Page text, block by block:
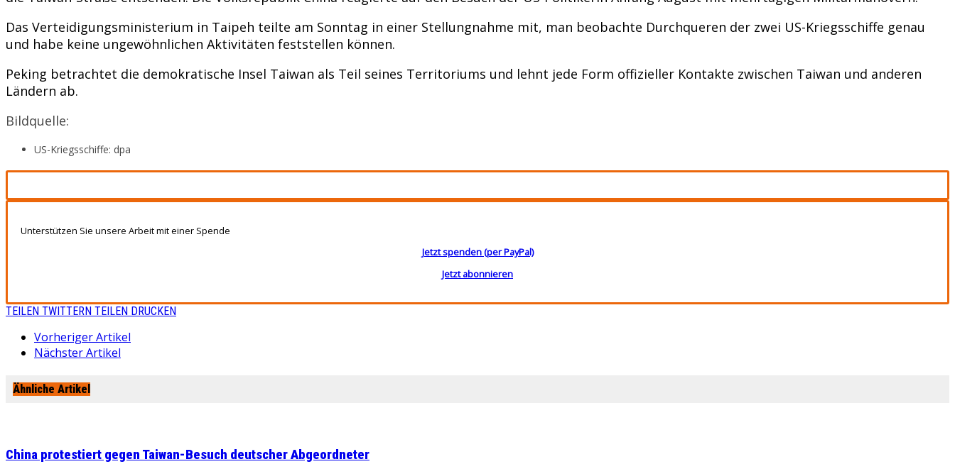
Das Verteidigungsministerium in Taipeh teilte am Sonntag in einer Stellungnahme mit, man beobachte Durchqueren der zwei US-Kriegsschiffe genau
und habe keine ungewöhnlichen Aktivitäten feststellen können.
Peking betrachtet die demokratische Insel Taiwan als Teil seines Territoriums und lehnt jede Form offizieller Kontakte zwischen Taiwan und anderen
Ländern ab.
Bildquelle:
US-Kriegsschiffe: dpa
Unterstützen Sie unsere Arbeit mit einer Spende
Jetzt spenden (per PayPal)
Jetzt abonnieren
TEILEN TWITTERN TEILEN DRUCKEN
Vorheriger Artikel
Nächster Artikel
Ähnliche Artikel
China protestiert gegen Taiwan-Besuch deutscher Abgeordneter